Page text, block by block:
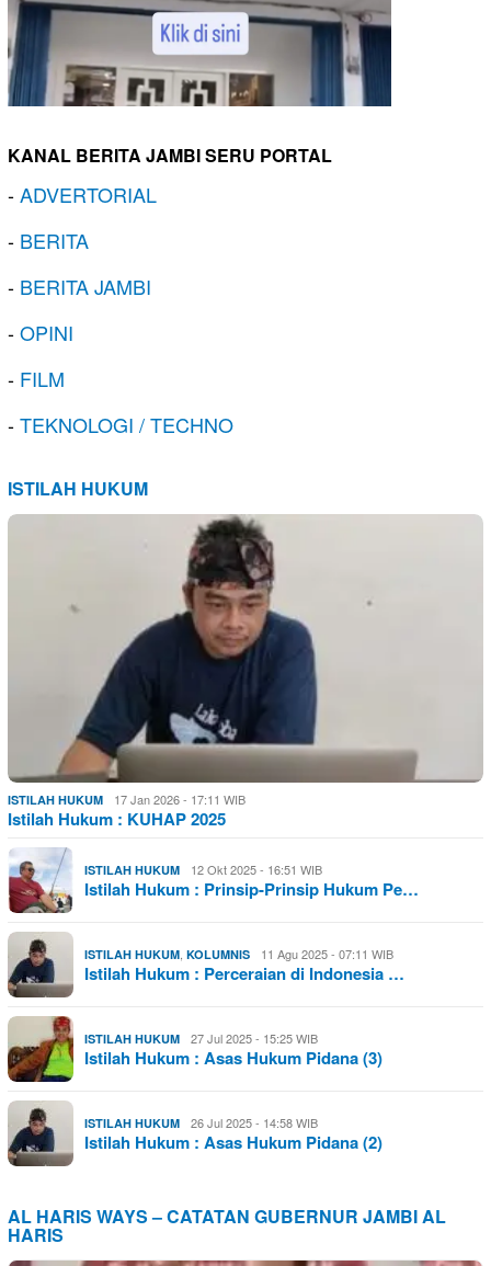
KANAL BERITA JAMBI SERU PORTAL
-ADVERTORIAL
- BERITA
- BERITA JAMBI
-OPINI
- FILM
-TEKNOLOGI / TECHNO
ISTILAH HUKUM
ISTILAH HUKUM 17 Jan 2026 - 17:11 WIB
Istilah Hukum : KUHAP 2025
ISTILAH HUKUM 12 Okt 2025 - 16:51 WIB
Istilah Hukum : Prinsip-Prinsip Hukum Pe…
ISTILAH HUKUM, KOLUMNIS 11 Agu 2025 - 07:11 WIB
Istilah Hukum : Perceraian di Indonesia …
ISTILAH HUKUM 27 Jul 2025 - 15:25 WIB
Istilah Hukum : Asas Hukum Pidana (3)
ISTILAH HUKUM 26 Jul 2025 - 14:58 WIB
Istilah Hukum : Asas Hukum Pidana (2)
AL HARIS WAYS – CATATAN GUBERNUR JAMBI AL
HARIS